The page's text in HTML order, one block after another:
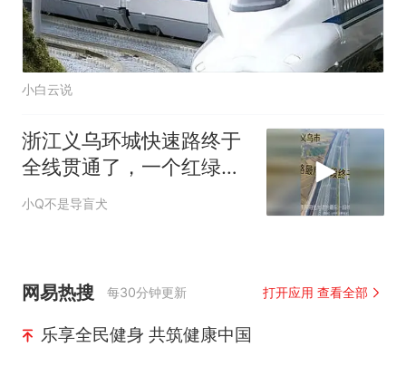
小白云说
浙江义乌环城快速路终于
全线贯通了，一个红绿灯
都没有全程快速路
小Q不是导盲犬
网易热搜 每30分钟更新 打开应用 查看全部
乐享全民健身 共筑健康中国